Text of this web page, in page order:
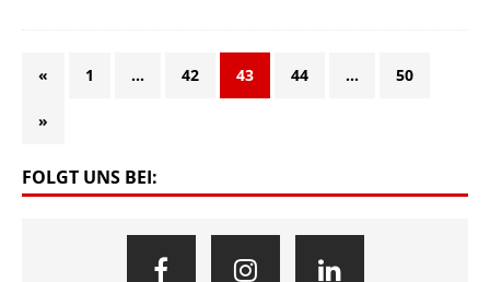
« 1 … 42 43 44 … 50
»
FOLGT UNS BEI: